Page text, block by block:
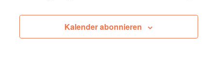
Kalender abonnieren